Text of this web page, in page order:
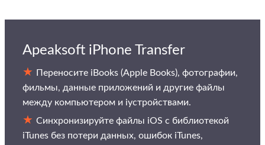
Apeaksoft iPhone Transfer
Переносите iBooks (Apple Books), фотографии,
фильмы, данные приложений и другие файлы
между компьютером и iустройствами.
Синхронизируйте файлы iOS с библиотекой
iTunes без потери данных, ошибок iTunes,